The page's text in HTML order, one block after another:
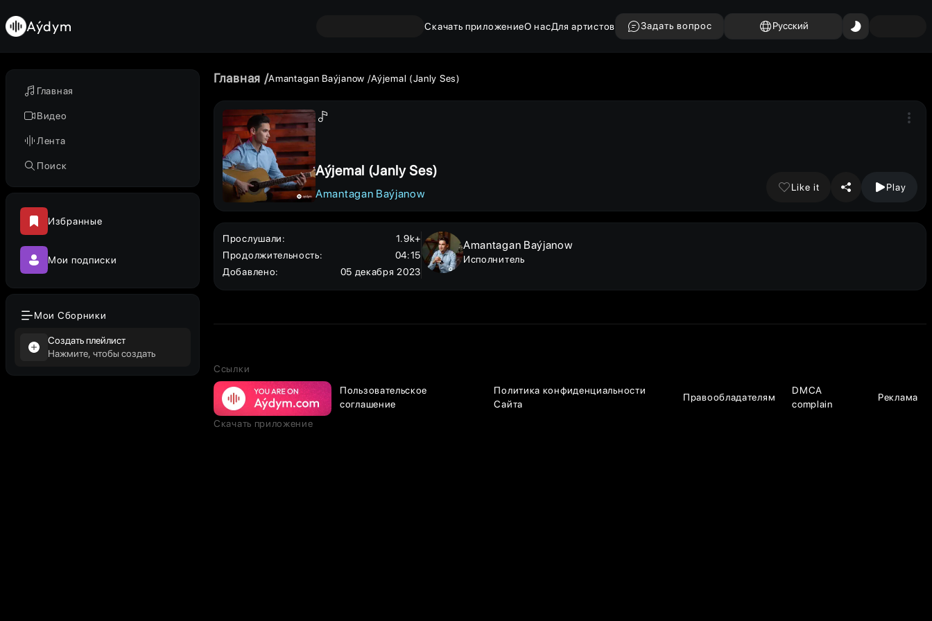
Главная
Видео
Лента
Поиск
Избранные
Мои подписки
Мои Сборники
Создать плейлист
Нажмите, чтобы создать
Aýdym Скачать приложениеО насДля артистов Задать вопрос Русский
Главная Amantagan Baýjanow Aýjemal (Janly Ses)
Aýjemal (Janly Ses)
Amantagan Baýjanow
Like it Play
Прослушали:
1.9k+
Продолжительность:
04:15
Добавлено: 05 декабря 2023
Amantagan Baýjanow
Исполнитель
Ссылки
Пользовательское
соглашение
Политика конфиденциальности
Сайта
Правообладателям
DMCA
complain
Реклама
Скачать приложение